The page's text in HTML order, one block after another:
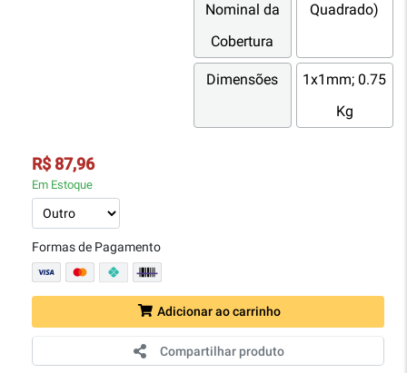
Nominal da
Cobertura
Quadrado)
Dimensões
1x1mm; 0.75
Kg
R$ 87,96
Em Estoque
Formas de Pagamento
Adicionar ao carrinho
Compartilhar produto